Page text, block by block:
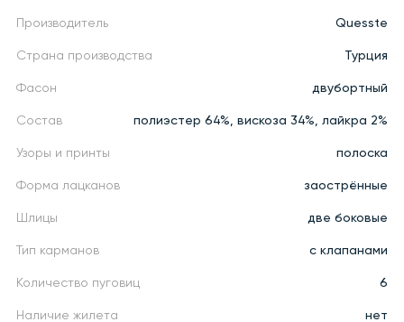
Производитель Quesste
Страна производства Турция
Фасон двубортный
Состав полиэстер 64%, вискоза 34%, лайкра 2%
Узоры и принты полоска
Форма лацканов заострённые
Шлицы две боковые
Тип карманов с клапанами
Количество пуговиц 6
Наличие жилета нет